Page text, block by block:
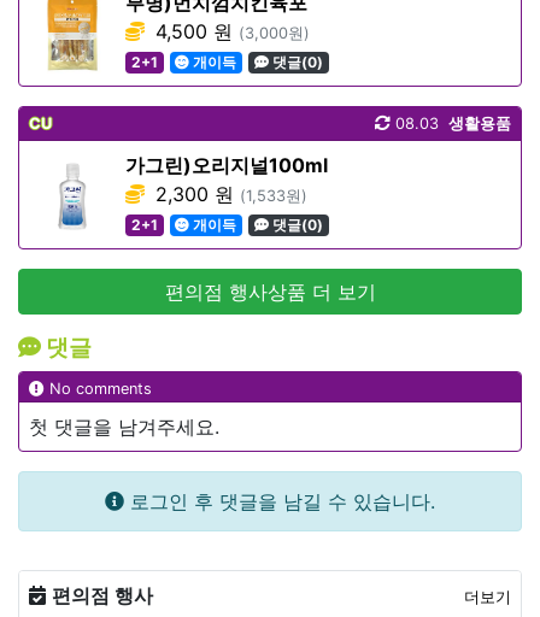
4,500 원 (3,000원)
2+1
개이득 댓글(0)
CU 생활용품
08.03
가그린)오리지널100ml
2,300 원 (1,533원)
2+1
개이득 댓글(0)
편의점 행사상품 더 보기
댓글
No comments
첫 댓글을 남겨주세요.
로그인 후 댓글을 남길 수 있습니다.
편의점 행사 더보기